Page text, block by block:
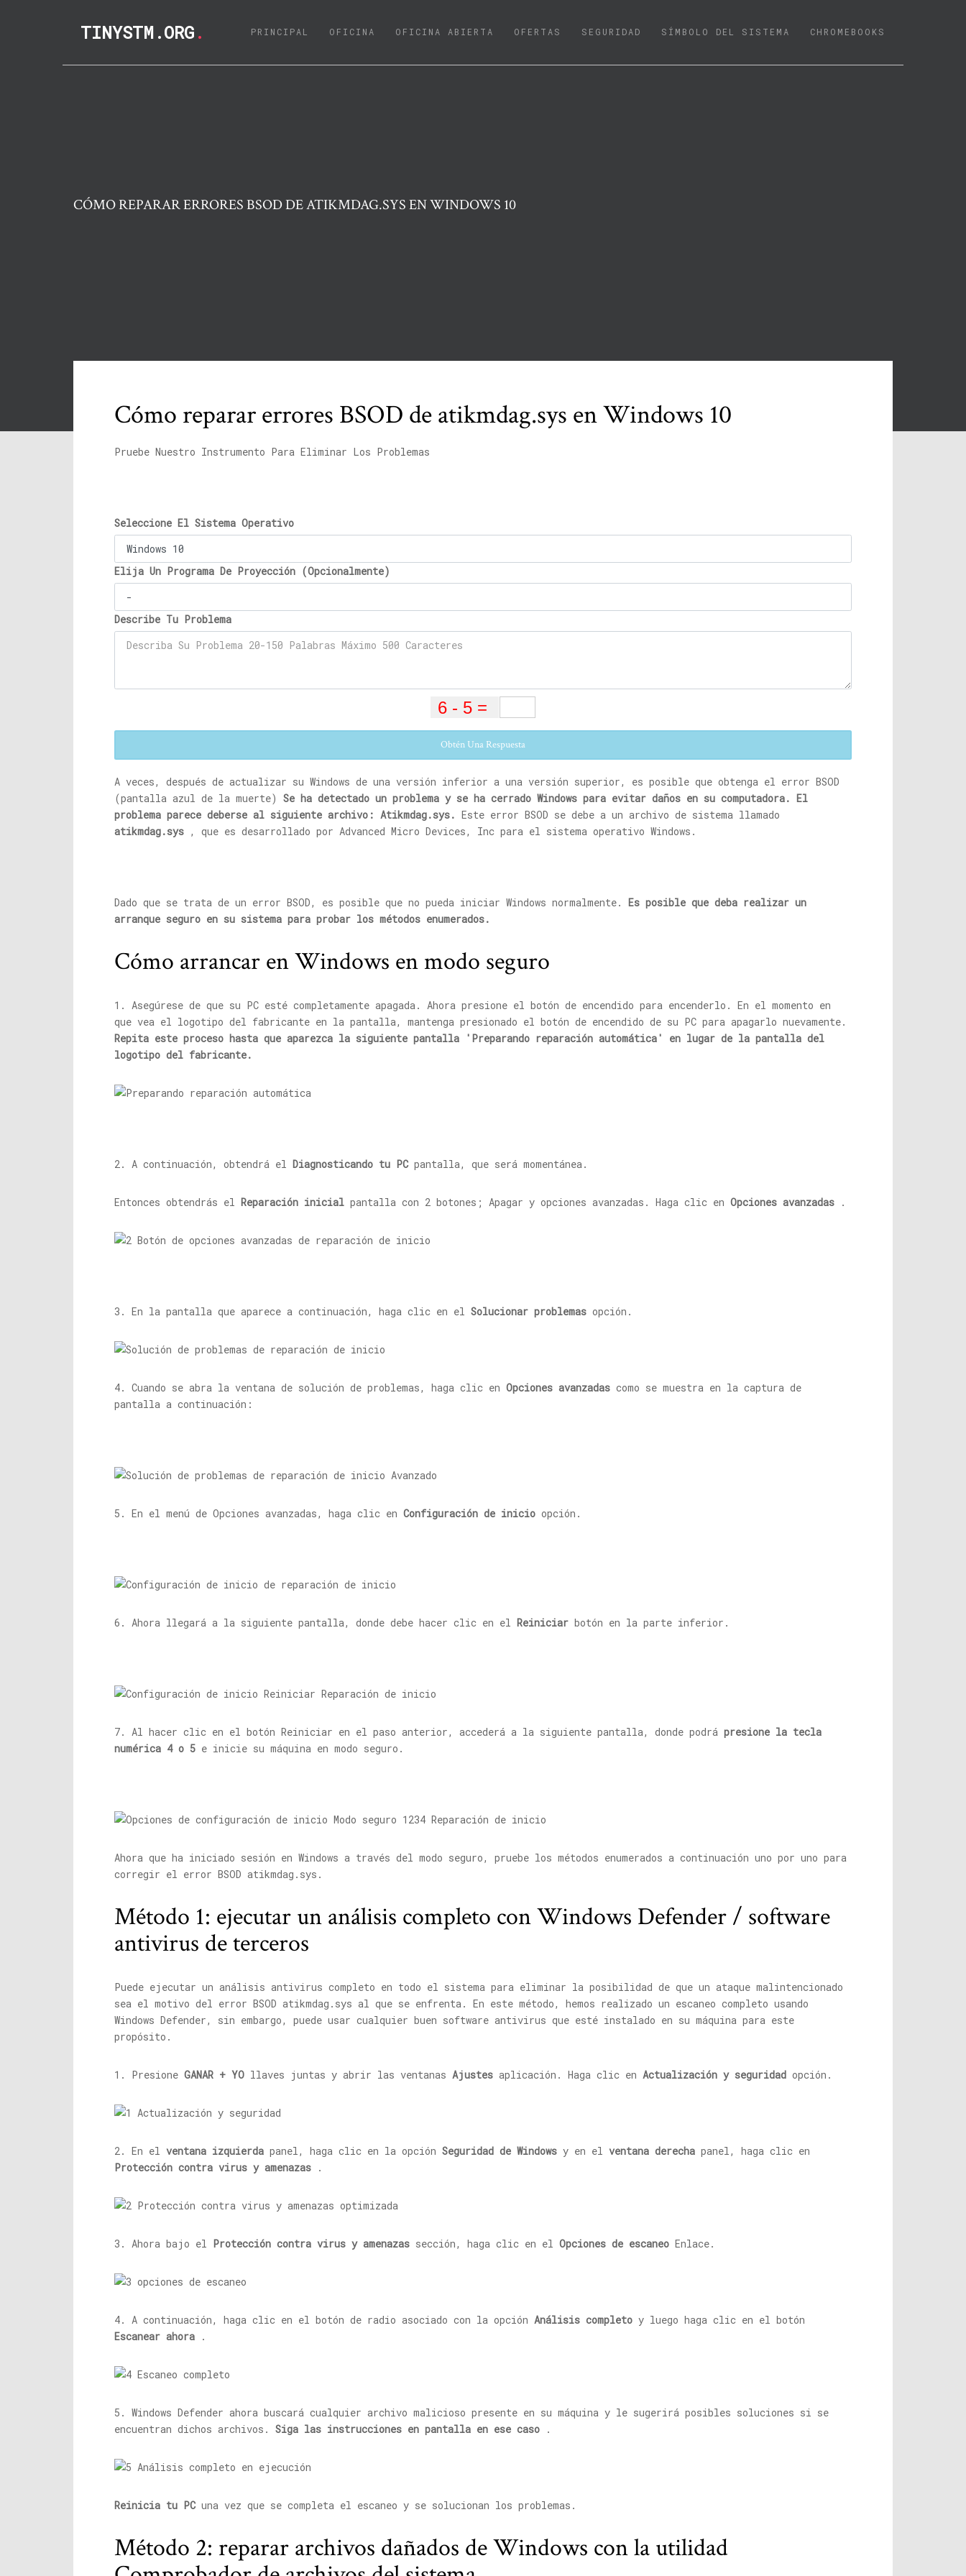
TINYSTM.ORG. PRINCIPAL (CURRENT)
OFICINA OFICINA ABIERTA OFERTAS SEGURIDAD SÍMBOLO DEL SISTEMA CHROMEBOOKS
CÓMO REPARAR ERRORES BSOD DE ATIKMDAG.SYS EN WINDOWS 10
Cómo reparar errores BSOD de atikmdag.sys en Windows 10
Pruebe Nuestro Instrumento Para Eliminar Los Problemas
Seleccione El Sistema Operativo
Elija Un Programa De Proyección (Opcionalmente)
Describe Tu Problema
Obtén Una Respuesta
A veces, después de actualizar su Windows de una versión inferior a una versión superior, es posible que obtenga el error BSOD
(pantalla azul de la muerte) Se ha detectado un problema y se ha cerrado Windows para evitar daños en su computadora. El
problema parece deberse al siguiente archivo: Atikmdag.sys. Este error BSOD se debe a un archivo de sistema llamado
atikmdag.sys , que es desarrollado por Advanced Micro Devices, Inc para el sistema operativo Windows.
Dado que se trata de un error BSOD, es posible que no pueda iniciar Windows normalmente. Es posible que deba realizar un
arranque seguro en su sistema para probar los métodos enumerados.
Cómo arrancar en Windows en modo seguro
1. Asegúrese de que su PC esté completamente apagada. Ahora presione el botón de encendido para encenderlo. En el momento en
que vea el logotipo del fabricante en la pantalla, mantenga presionado el botón de encendido de su PC para apagarlo nuevamente.
Repita este proceso hasta que aparezca la siguiente pantalla 'Preparando reparación automática' en lugar de la pantalla del
logotipo del fabricante.
2. A continuación, obtendrá el Diagnosticando tu PCpantalla, que será momentánea.
Entonces obtendrás el Reparación inicial pantalla con 2 botones; Apagar y opciones avanzadas. Haga clic en Opciones avanzadas .
3. En la pantalla que aparece a continuación, haga clic en el Solucionar problemas opción.
4. Cuando se abra la ventana de solución de problemas, haga clic en Opciones avanzadas como se muestra en la captura de
pantalla a continuación:
5. En el menú de Opciones avanzadas, haga clic en Configuración de inicio opción.
6. Ahora llegará a la siguiente pantalla, donde debe hacer clic en el Reiniciar botón en la parte inferior.
7. Al hacer clic en el botón Reiniciar en el paso anterior, accederá a la siguiente pantalla, donde podrá presione la tecla
numérica 4 o 5 e inicie su máquina en modo seguro.
Ahora que ha iniciado sesión en Windows a través del modo seguro, pruebe los métodos enumerados a continuación uno por uno para
corregir el error BSOD atikmdag.sys .
Método 1: ejecutar un análisis completo con Windows Defender / software
antivirus de terceros
Puede ejecutar un análisis antivirus completo en todo el sistema para eliminar la posibilidad de que un ataque malintencionado
sea el motivo del error BSOD atikmdag.sys al que se enfrenta. En este método, hemos realizado un escaneo completo usando
Windows Defender, sin embargo, puede usar cualquier buen software antivirus que esté instalado en su máquina para este
propósito.
1. Presione GANAR + YO llaves juntas y abrir las ventanas Ajustes aplicación. Haga clic en Actualización y seguridad opción.
2. En el ventana izquierda panel, haga clic en la opción Seguridad de Windows y en el ventana derecha panel, haga clic en
Protección contra virus y amenazas .
3. Ahora bajo el Protección contra virus y amenazas sección, haga clic en el Opciones de escaneo Enlace.
4. A continuación, haga clic en el botón de radio asociado con la opción Análisis completo y luego haga clic en el botón
Escanear ahora .
5. Windows Defender ahora buscará cualquier archivo malicioso presente en su máquina y le sugerirá posibles soluciones si se
encuentran dichos archivos. Siga las instrucciones en pantalla en ese caso .
Reinicia tu PCuna vez que se completa el escaneo y se solucionan los problemas.
Método 2: reparar archivos dañados de Windows con la utilidad